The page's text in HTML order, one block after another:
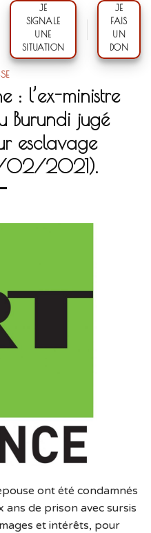
JE
SIGNALE
UNE
SITUATION
JE
FAIS
UN
DON
: l’ex-ministre
Burundi jugé
esclavage
02/2021).
ont été condamnés
ans de prison avec sursis
et intérêts, pour